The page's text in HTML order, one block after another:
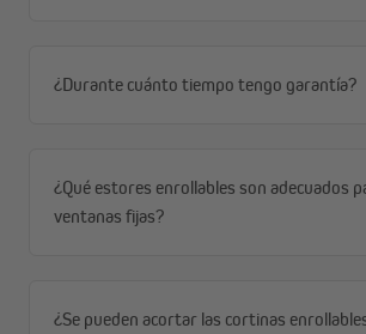
¿Durante cuánto tiempo tengo garantía?
¿Qué estores enrollables son adecuados
ventanas fijas?
¿Se pueden acortar las cortinas